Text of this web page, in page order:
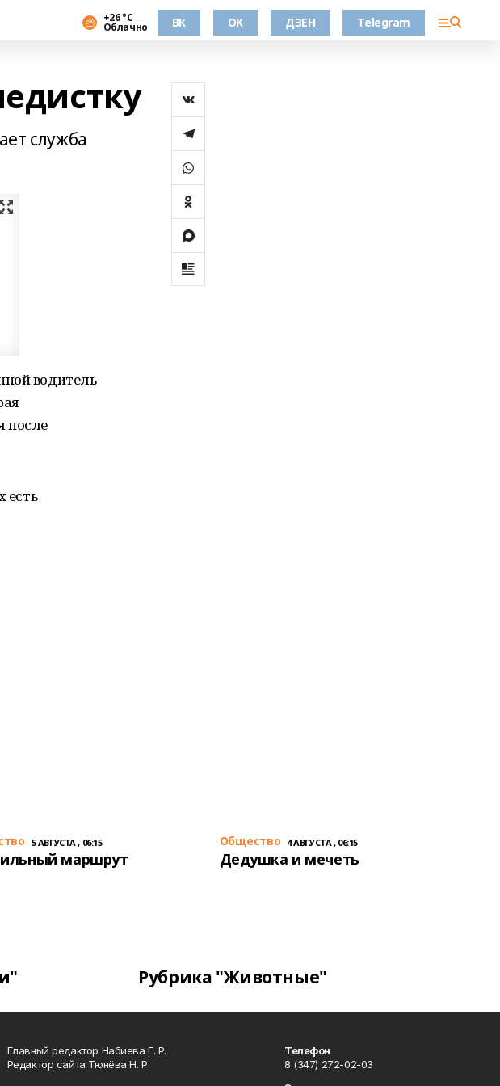
+26 °С
Облачно ВК OK ДЗЕН Telegram
служба
водитель
после
есть
5 АВГУСТА , 06:15
маршрут
Общество 4 АВГУСТА , 06:15
Дедушка и мечеть
Рубрика "Животные"
Главный редактор Набиева Г. Р.
Редактор сайта Тюнёва Н. Р.
Телефон
8 (347) 272-02-03